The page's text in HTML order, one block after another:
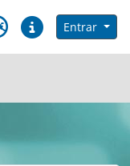
Ligações rápidas
Entrar